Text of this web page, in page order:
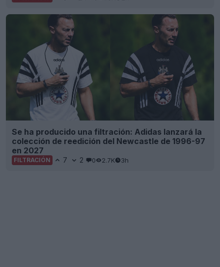
Se ha producido una filtración: Adidas lanzará la
colección de reedición del Newcastle de 1996-97
en 2027
FILTRACIÓN 7 2 0 2.7K 3h